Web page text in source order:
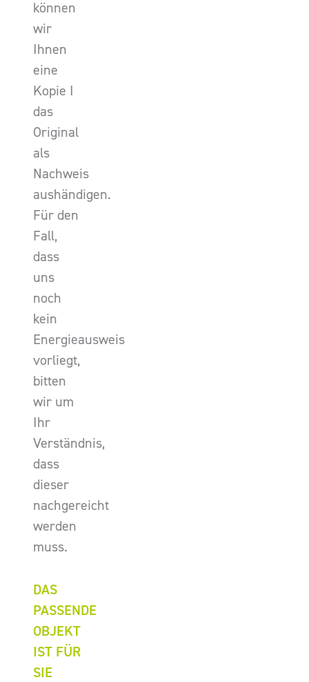
können
wir
Ihnen
eine
Kopie I
das
Original
als
Nachweis
aushändigen.
Für den
Fall,
dass
uns
noch
kein
Energieausweis
vorliegt,
bitten
wir um
Ihr
Verständnis,
dass
dieser
nachgereicht
werden
muss.
DAS
PASSENDE
OBJEKT
IST FÜR
SIE